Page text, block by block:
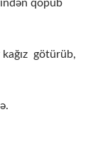
qopub
götürüb,